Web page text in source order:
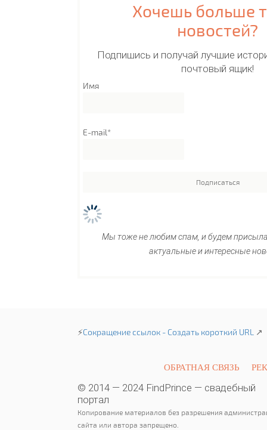
Хочешь больше
новостей?
Подпишись и получай лучшие
почтовый ящик!
Имя
E-mail*
Мы тоже не любим спам, и будем
актуальные и интересные
⚡Сокращение ссылок - Создать короткий URL ↗
ОБРАТНАЯ СВЯЗЬ
© 2014 — 2024 FindPrince — свадебный
портал
Копирование материалов без разрешения
сайта или автора запрещено.